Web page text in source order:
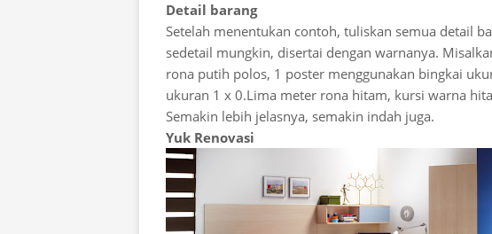
Detail barang
Setelah menentukan contoh, tuliskan semua detail
sedetail mungkin, disertai dengan warnanya.
rona putih polos, 1 poster menggunakan bingkai
ukuran 1 x 0.Lima meter rona hitam, kursi warna
Semakin lebih jelasnya, semakin indah juga.
Yuk Renovasi